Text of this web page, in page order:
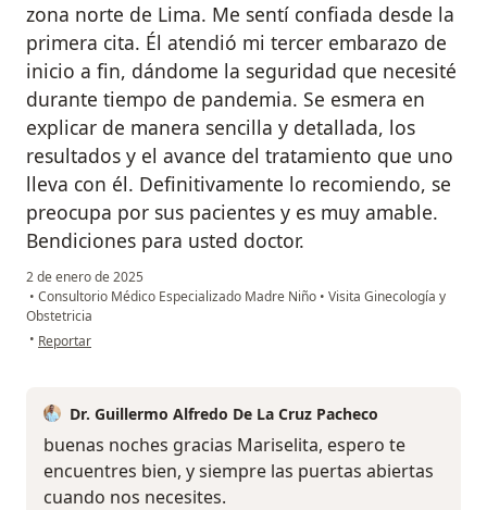
zona norte de Lima. Me sentí confiada desde la
primera cita. Él atendió mi tercer embarazo de
inicio a fin, dándome la seguridad que necesité
durante tiempo de pandemia. Se esmera en
explicar de manera sencilla y detallada, los
resultados y el avance del tratamiento que uno
lleva con él. Definitivamente lo recomiendo, se
preocupa por sus pacientes y es muy amable.
Bendiciones para usted doctor.
2 de enero de 2025
• Consultorio Médico Especializado Madre Niño • Visita Ginecología y
Obstetricia
• en opinión del usuario Blga. Marisela
Reportar
Dr. Guillermo Alfredo De La Cruz Pacheco
buenas noches gracias Mariselita, espero te
encuentres bien, y siempre las puertas abiertas
cuando nos necesites.